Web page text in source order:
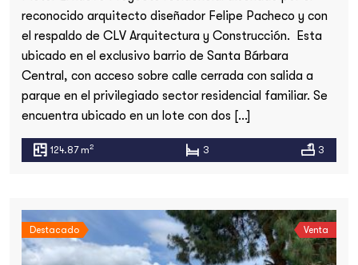
reconocido arquitecto diseñador Felipe Pacheco y con
el respaldo de CLV Arquitectura y Construcción. Esta
ubicado en el exclusivo barrio de Santa Bárbara
Central, con acceso sobre calle cerrada con salida a
parque en el privilegiado sector residencial familiar. Se
encuentra ubicado en un lote con dos […]
124.87 m2 3 3
Destacado Venta
Búsqueda
Apartamento en el Nogal